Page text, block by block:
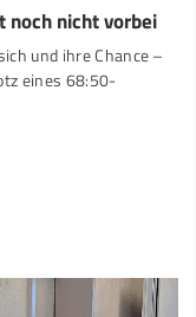
noch nicht vorbei
und ihre Chance –
eines 68:50-